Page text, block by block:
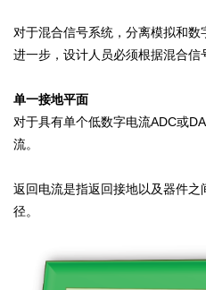
对于混合信号系统，分离模拟和
进一步，设计人员必须根据混合
单一接地平面
对于具有单个低数字电流ADC或
流。
返回电流是指返回接地以及器件
径。